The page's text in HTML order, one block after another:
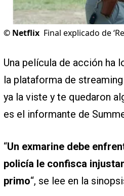
© Netflix Final explicado de
Una película de acción ha
la plataforma de
ya la viste y te quedaron
es el informante de
“Un exmarine debe
policía le confisca
primo“, se lee en la